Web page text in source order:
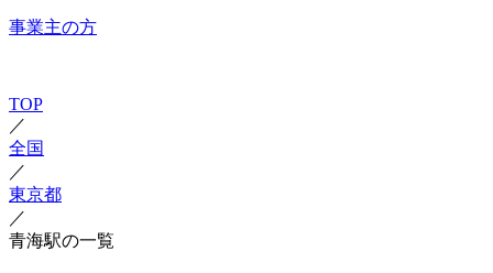
事業主の方
TOP
／
全国
／
東京都
／
青海駅の一覧